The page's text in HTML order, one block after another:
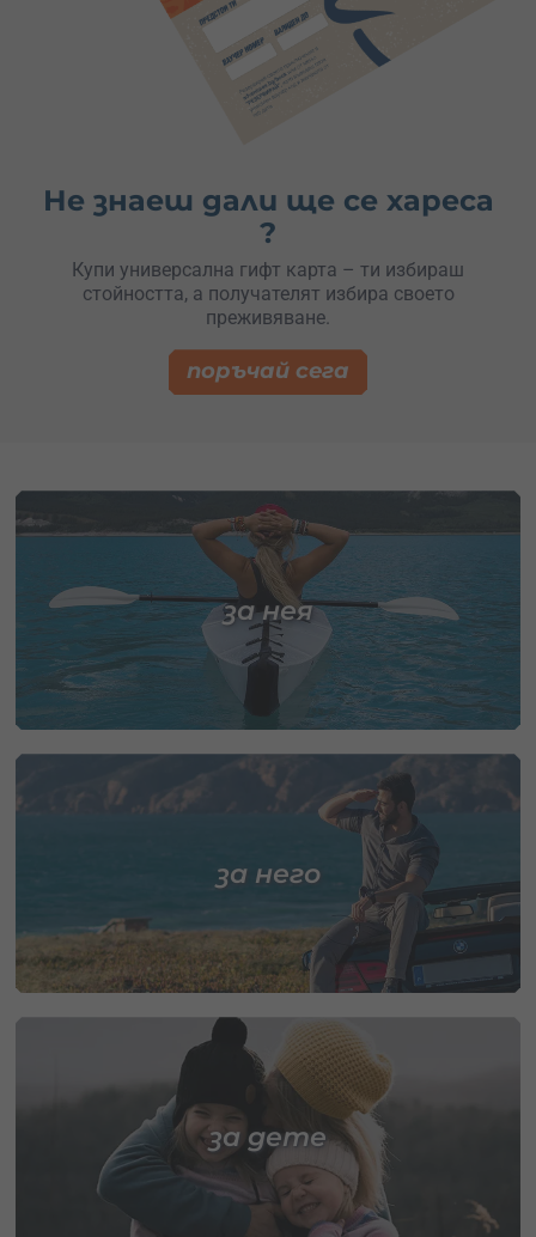
Не знаеш дали ще се хареса
?
Купи универсална гифт карта – ти избираш
стойността, а получателят избира своето
преживяване.
поръчай сега
за нея
за него
за дете